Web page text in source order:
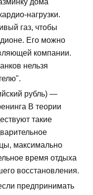
дома
нагрузки.
газ, чтобы
Его можно
компании.
нельзя
рубль) —
В теории
такие
максимально
время отдыха
восстановления.
предпринимать